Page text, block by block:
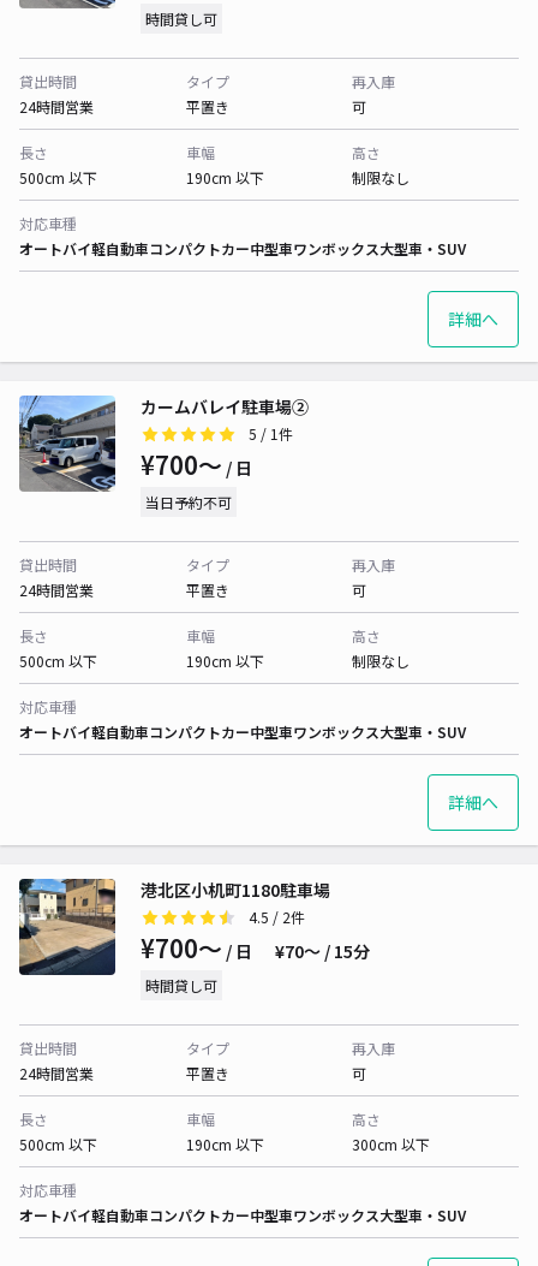
時間貸し可
貸出時間
24時間営業
タイプ
平置き
再入庫
可
長さ
500cm 以下
車幅
190cm 以下
高さ
制限なし
対応車種
オートバイ軽自動車コンパクトカー中型車ワンボックス大型車・SUV
詳細へ
カームバレイ駐車場②
5 / 1件
¥700〜 / 日
当日予約不可
貸出時間
24時間営業
タイプ
平置き
再入庫
可
長さ
500cm 以下
車幅
190cm 以下
高さ
制限なし
対応車種
オートバイ軽自動車コンパクトカー中型車ワンボックス大型車・SUV
詳細へ
港北区小机町1180駐車場
4.5 / 2件
¥700〜 / 日 ¥70〜 / 15分
時間貸し可
貸出時間
24時間営業
タイプ
平置き
再入庫
可
長さ
500cm 以下
車幅
190cm 以下
高さ
300cm 以下
対応車種
オートバイ軽自動車コンパクトカー中型車ワンボックス大型車・SUV